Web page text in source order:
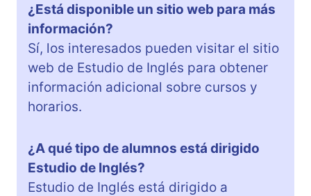
¿Está disponible un sitio web para más
información?
Sí, los interesados pueden visitar el sitio
web de Estudio de Inglés para obtener
información adicional sobre cursos y
horarios.
¿A qué tipo de alumnos está dirigido
Estudio de Inglés?
Estudio de Inglés está dirigido a